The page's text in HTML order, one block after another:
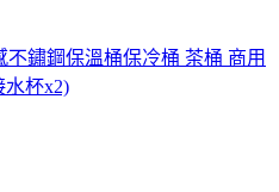
不鏽鋼保溫桶保冷桶 茶桶 商用
水杯x2)